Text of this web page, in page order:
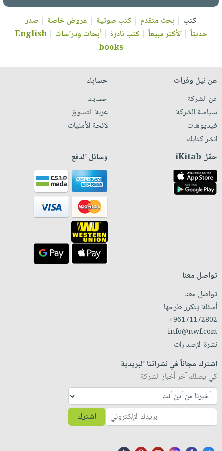
كتب | بحث متقدم | كتب صوتية | عروض خاصة | صدر
حديثاً |الأكثر مبيعاً | كتب نادرة |أبحاث ودراسات |
English
books
عن نيل وفرات
عن الشركة
سياسة الشركة
فيديوهات
انشر كتابك
حسابك
حسابك
عربة التسوق
لائحة الأمنيات
حمّل iKitab وسائل الدفع
تواصل معنا
تواصل معنا
أسئلة يتكرر طرحها
+96171172802
info@nwf.com
نشرة الإصدارات
اشترك مجاناً في نشراتنا البريدية
كي يصلك آخر أخبار الشركة
اشترك